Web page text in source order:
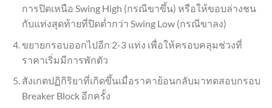
การปิดเหนือ Swing High (กรณีขาขึ้น) หรือให้ขอบล่างชน
กับแท่งสุดท้ายที่ปิดต่ำกว่า Swing Low (กรณีขาลง)
ขยายกรอบออกไปอีก 2-3 แท่ง เพื่อให้ครอบคลุมช่วงที่
ราคาเริ่มมีการพักตัว
สังเกตปฏิกิริยาที่เกิดขึ้นเมื่อราคาย้อนกลับมาทดสอบกรอบ
Breaker Block อีกครั้ง